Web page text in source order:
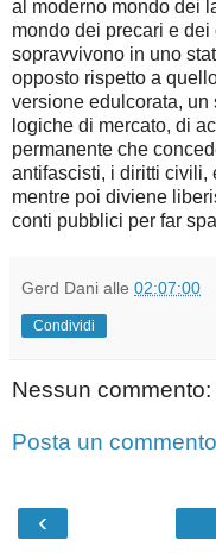
al moderno mondo dei
mondo dei precari e
sopravvivono in uno
opposto rispetto a
versione edulcorata,
logiche di mercato, di
permanente che
antifascisti, i diritti civili,
mentre poi diviene
conti pubblici per far
Gerd Dani alle 02:07:00
Condividi
Nessun commento:
Posta un commento
‹